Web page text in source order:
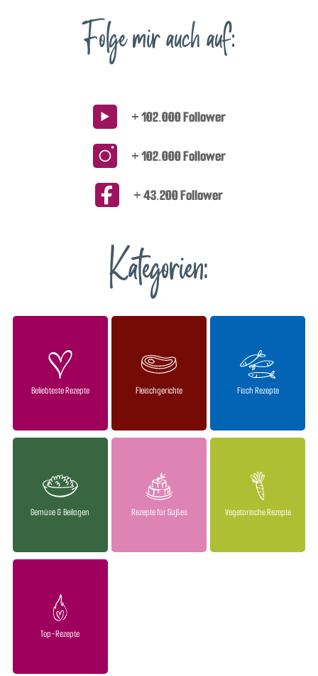
Folge mir auch auf:
+ 102.000 Follower
+ 102.000 Follower
+ 43.200 Follower
Kategorien:
Beliebteste Rezepte Fleischgerichte Fisch Rezepte
Gemüse & Beilagen Rezepte für Süßes Vegetarische Rezepte
Top-Rezepte